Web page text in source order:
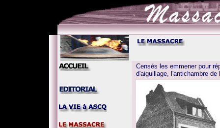
Censés les emmener pour
d'aiguillage, l'antichambre de